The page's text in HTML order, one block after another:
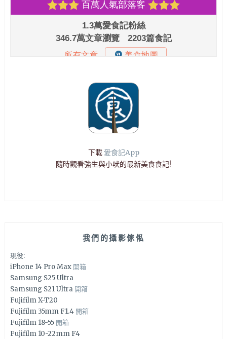
下載 愛食記App
隨時觀看強生與小吠的最新美食食記!
我們的攝影傢俬
現役:
iPhone 14 Pro Max 開箱
Samsung S25 Ultra
Samsung S21 Ultra 開箱
Fujifilm X-T20
Fujifilm 35mm F1.4 開箱
Fujifilm 18-55 開箱
Fujifilm 10-22mm F4